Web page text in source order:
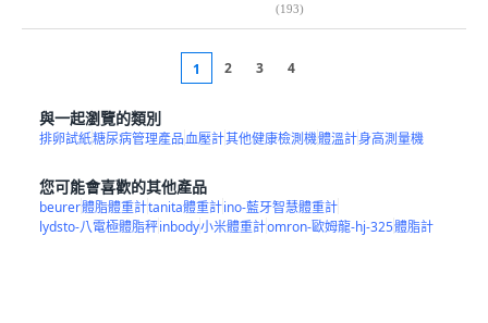
(193)
1 2 3 4
與一起瀏覽的類別
排卵試紙糖尿病管理產品血壓計其他健康檢測機體溫計身高測量機
您可能會喜歡的其他產品
beurer體脂體重計tanita體重計ino-藍牙智慧體重計
lydsto-八電極體脂秤inbody小米體重計omron-歐姆龍-hj-325體脂計